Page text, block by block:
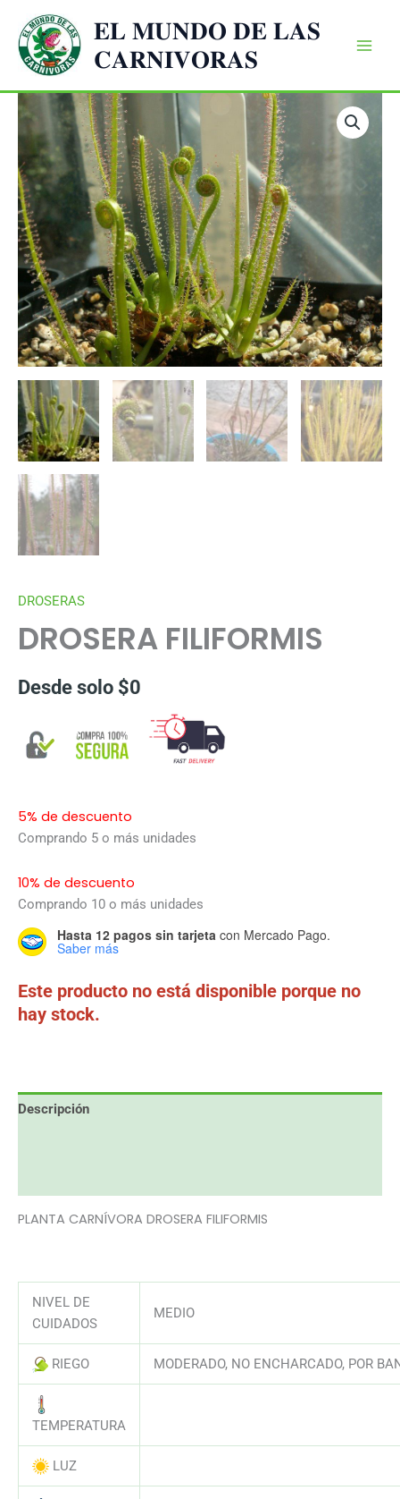
contenido
𝐄𝐋 𝐌𝐔𝐍𝐃𝐎 𝐃𝐄 𝐋𝐀𝐒
𝐂𝐀𝐑𝐍𝐈𝐕𝐎𝐑𝐀𝐒
DROSERAS
DROSERA FILIFORMIS
Desde solo $0
5% de descuento
Comprando 5 o más unidades
10% de descuento
Comprando 10 o más unidades
Hasta 12 pagos sin tarjeta con Mercado Pago.
Saber más
Este producto no está disponible porque no
hay stock.
Descripción
PLANTA CARNÍVORA DROSERA FILIFORMIS
NIVEL DE
CUIDADOS
MEDIO
RIEGO MODERADO, NO ENCHARCADO, POR
TEMPERATURA
LUZ